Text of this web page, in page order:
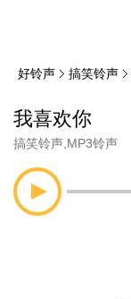
好铃声 搞笑铃声
我喜欢你
搞笑铃声 MP3铃声